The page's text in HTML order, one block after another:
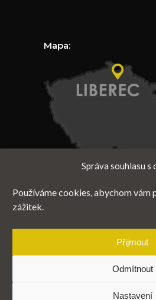
Správa souhlasu s
Používáme cookies, abychom vám
zážitek.
Přijmout
Odmítnout
Nastavení
Mapa: